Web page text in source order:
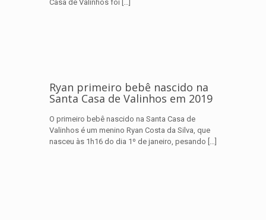
Casa de Valinhos foi […]
Ryan primeiro bebê nascido na
Santa Casa de Valinhos em 2019
O primeiro bebê nascido na Santa Casa de
Valinhos é um menino Ryan Costa da Silva, que
nasceu às 1h16 do dia 1º de janeiro, pesando […]